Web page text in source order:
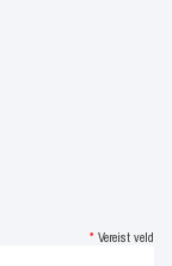
* Vereist veld